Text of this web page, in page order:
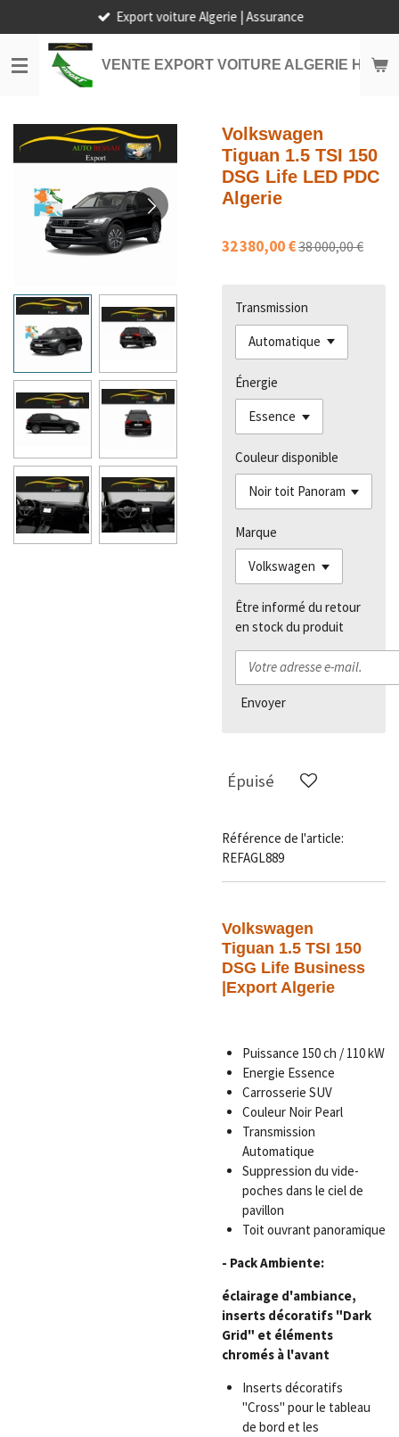
au
contenu
principal
VENTE EXPORT VOITURE ALGERIE HORS
Export voiture Algerie | Assurance
Volkswagen
Tiguan 1.5 TSI 150
DSG Life LED PDC
Algerie
32 380,00 €38 000,00 €
Transmission
Énergie
Couleur disponible
Marque
Être informé du retour
en stock du produit
Envoyer
Épuisé
Référence de l'article:
REFAGL889
Volkswagen
Tiguan 1.5 TSI 150
DSG Life Business
|Export Algerie
Puissance 150 ch / 110 kW
Energie Essence
Carrosserie SUV
Couleur Noir Pearl
Transmission
Automatique
Suppression du vide-
poches dans le ciel de
pavillon
Toit ouvrant panoramique
- Pack Ambiente:
éclairage d'ambiance,
inserts décoratifs "Dark
Grid" et éléments
chromés à l'avant
Inserts décoratifs
"Cross" pour le tableau
de bord et les